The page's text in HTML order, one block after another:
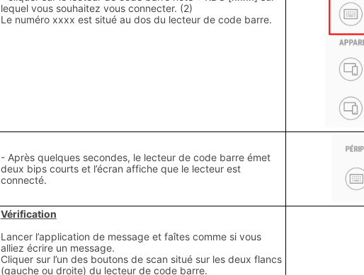
lequel vous souhaitez vous connecter. (2)
Le numéro xxxx est situé au dos du lecteur de code barre.
- Après quelques secondes, le lecteur de code barre émet
deux bips courts et l’écran affiche que le lecteur est
connecté.
Vérification
Lancer l’application de message et faîtes comme si vous
alliez écrire un message.
Cliquer sur l’un des boutons de scan situé sur les deux flancs
(gauche ou droite) du lecteur de code barre.